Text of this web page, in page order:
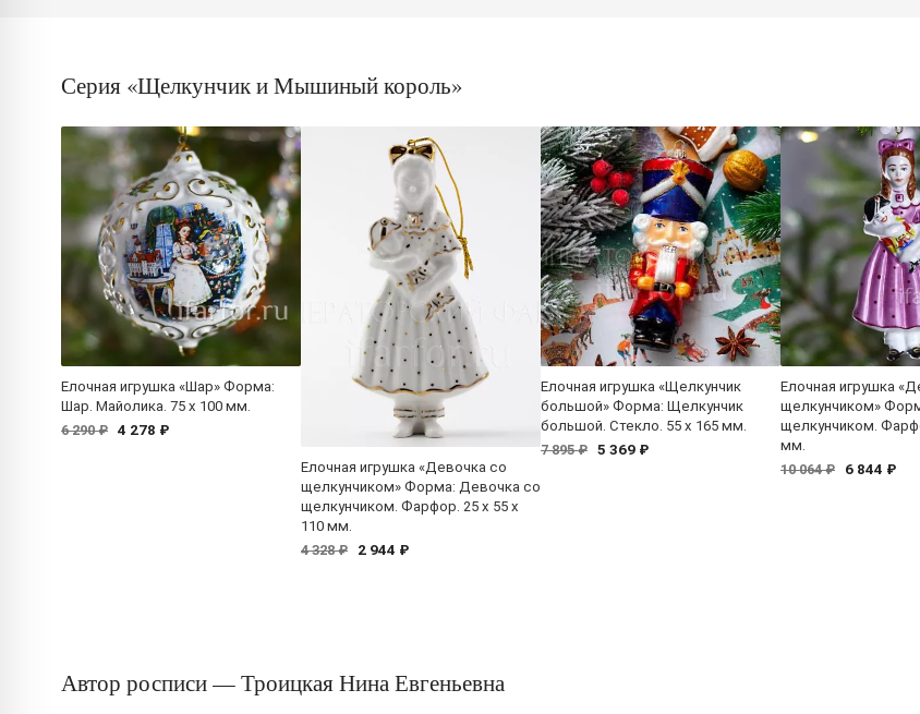
Серия «Щелкунчик и Мышиный король»
Елочная игрушка «Шар» Форма:
Шар. Майолика. 75 x 100 мм.
6 290 ₽ 4 278 ₽
Елочная игрушка «Девочка со
щелкунчиком» Форма: Девочка со
щелкунчиком. Фарфор. 25 x 55 x
110 мм.
4 328 ₽
2 944 ₽
Елочная игрушка «Щелкунчик
большой» Форма: Щелкунчик
большой. Стекло. 55 x 165 мм.
7 895 ₽ 5 369 ₽
Елочная игрушка
щелкунчиком»
щелкунчиком.
мм.
10 064 ₽
6 844 ₽
Автор росписи — Троицкая Нина Евгеньевна